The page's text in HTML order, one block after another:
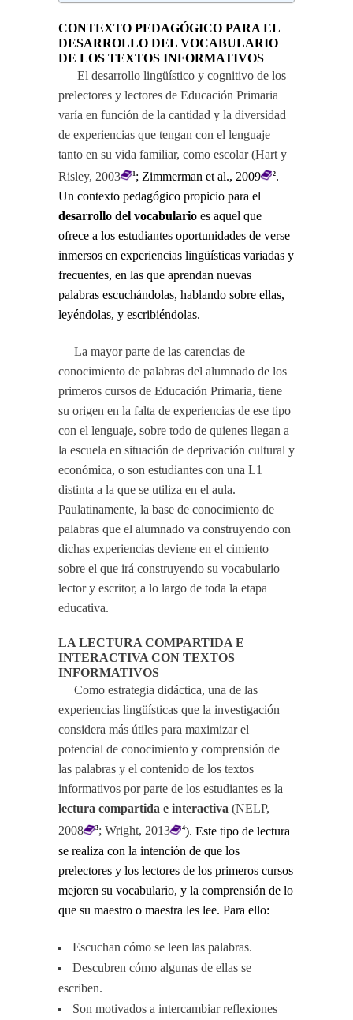
CONTEXTO PEDAGÓGICO PARA EL
DESARROLLO DEL VOCABULARIO
DE LOS TEXTOS INFORMATIVOS
El desarrollo lingüístico y cognitivo de los
prelectores y lectores de Educación Primaria
varía en función de la cantidad y la diversidad
de experiencias que tengan con el lenguaje
tanto en su vida familiar, como escolar (Hart y
Risley, 2003
1; Zimmerman et al., 2009 2.
Un contexto pedagógico propicio para el
desarrollo del vocabulario es aquel que
ofrece a los estudiantes oportunidades de verse
inmersos en experiencias lingüísticas variadas y
frecuentes, en las que aprendan nuevas
palabras escuchándolas, hablando sobre ellas,
leyéndolas, y escribiéndolas.
La mayor parte de las carencias de
conocimiento de palabras del alumnado de los
primeros cursos de Educación Primaria, tiene
su origen en la falta de experiencias de ese tipo
con el lenguaje, sobre todo de quienes llegan a
la escuela en situación de deprivación cultural y
económica, o son estudiantes con una L1
distinta a la que se utiliza en el aula.
Paulatinamente, la base de conocimiento de
palabras que el alumnado va construyendo con
dichas experiencias deviene en el cimiento
sobre el que irá construyendo su vocabulario
lector y escritor, a lo largo de toda la etapa
educativa.
LA LECTURA COMPARTIDA E
INTERACTIVA CON TEXTOS
INFORMATIVOS
Como estrategia didáctica, una de las
experiencias lingüísticas que la investigación
considera más útiles para maximizar el
potencial de conocimiento y comprensión de
las palabras y el contenido de los textos
informativos por parte de los estudiantes es la
lectura compartida e interactiva (NELP,
2008
3; Wright, 2013 4). Este tipo de lectura
se realiza con la intención de que los
prelectores y los lectores de los primeros cursos
mejoren su vocabulario, y la comprensión de lo
que su maestro o maestra les lee. Para ello:
Escuchan cómo se leen las palabras.
Descubren cómo algunas de ellas se
escriben.
Son motivados a intercambiar reflexiones